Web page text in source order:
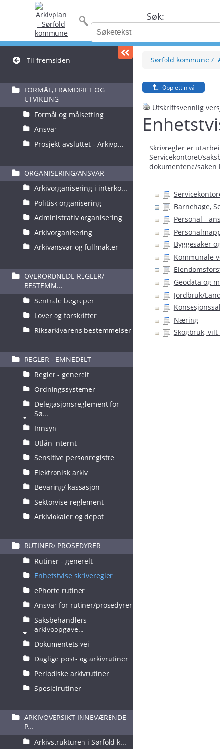
Søk:
Til fremsiden
FORMÅL, FRAMDRIFT OG
UTVIKLING
Formål og målsetting
Ansvar
Prosjekt avsluttet - Arkivp...
ORGANISERING/ANSVAR
Arkivorganisering i interko...
Politisk organisering
Administrativ organisering
Arkivorganisering
Arkivansvar og fullmakter
OVERORDNEDE REGLER/
BESTEMM...
Sentrale begreper
Lover og forskrifter
Riksarkivarens bestemmelser
REGLER - EMNEDELT
Regler - generelt
Ordningssystemer
Delegasjonsreglement for
Sø...
Innsyn
Utlån internt
Sensitive personregistre
Elektronisk arkiv
Bevaring/ kassasjon
Sektorvise reglement
Arkivlokaler og depot
RUTINER/ PROSEDYRER
Rutiner - generelt
Enhetstvise skriveregler
ePhorte rutiner
Ansvar for rutiner/prosedyrer
Saksbehandlers
arkivoppgave...
Dokumentets vei
Daglige post- og arkivrutiner
Periodiske arkivrutiner
Spesialrutiner
ARKIVOVERSIKT INNEVÆRENDE
P...
Arkivstrukturen i Sørfold k...
Sørfold kommune
Opp ett nivå
Utskriftsvennlig
Skrivregler er
Servicekontoret/
dokumentene/saken
Barnehage,
Personal -
Byggesaker
Kommunale
Geodata og
Jordbruk/
Næring
Skogbruk, vilt